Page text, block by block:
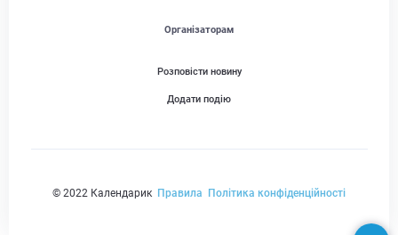
Організаторам
Розповісти новину
Додати подію
© 2022 Календарик Правила Політика конфіденційності